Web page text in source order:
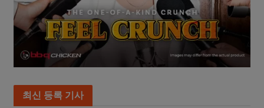
최신 등록 기사